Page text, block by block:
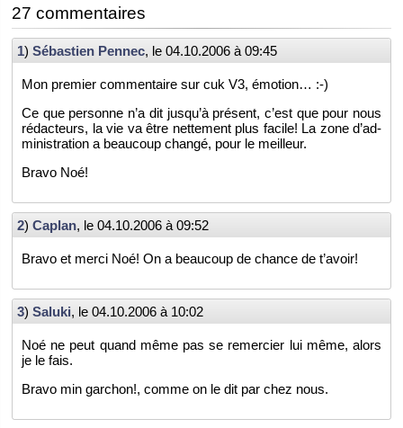
27 com­men­taires
1) Sé­bas­tien Pen­nec, le 04.10.2006 à 09:45
Mon pre­mier com­men­taire sur cuk V3, émo­tion… :-)
Ce que per­sonne n’a dit jus­qu’à pré­sent, c’est que pour nous
ré­dac­teurs, la vie va être net­te­ment plus fa­cile! La zone d’ad­
mi­nis­tra­tion a beau­coup changé, pour le meilleur.
Bravo Noé!
2) Ca­plan, le 04.10.2006 à 09:52
Bravo et merci Noé! On a beau­coup de chance de t’avoir!
3) Sa­luki, le 04.10.2006 à 10:02
Noé ne peut quand même pas se re­mer­cier lui même, alors
je le fais.
Bravo min gar­chon!, comme on le dit par chez nous.